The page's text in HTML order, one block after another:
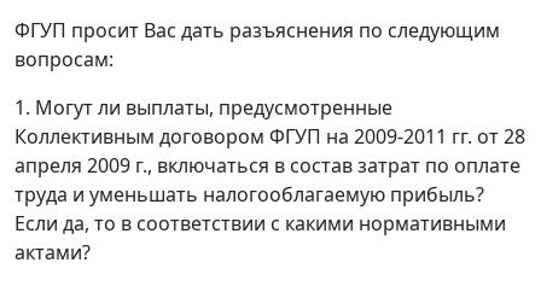
ФГУП просит Вас дать разъяснения по следующим
вопросам:
1. Могут ли выплаты, предусмотренные
Коллективным договором ФГУП на 2009-2011 гг. от 28
апреля 2009 г., включаться в состав затрат по оплате
труда и уменьшать налогооблагаемую прибыль?
Если да, то в соответствии с какими нормативными
актами?